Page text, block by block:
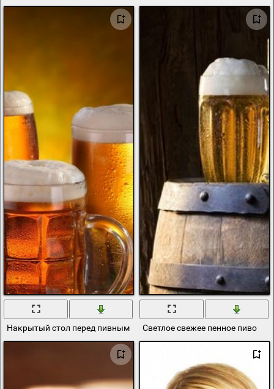
Накрытый стол перед пивным вечеромСветлое свежее пенное пиво